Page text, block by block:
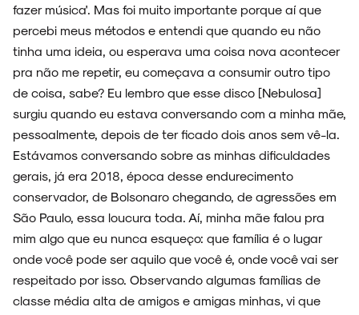
fazer música'. Mas foi muito importante porque aí que
percebi meus métodos e entendi que quando eu não
tinha uma ideia, ou esperava uma coisa nova acontecer
pra não me repetir, eu começava a consumir outro tipo
de coisa, sabe? Eu lembro que esse disco [Nebulosa]
surgiu quando eu estava conversando com a minha mãe,
pessoalmente, depois de ter ficado dois anos sem vê-la.
Estávamos conversando sobre as minhas dificuldades
gerais, já era 2018, época desse endurecimento
conservador, de Bolsonaro chegando, de agressões em
São Paulo, essa loucura toda. Aí, minha mãe falou pra
mim algo que eu nunca esqueço: que família é o lugar
onde você pode ser aquilo que você é, onde você vai ser
respeitado por isso. Observando algumas famílias de
classe média alta de amigos e amigas minhas, vi que